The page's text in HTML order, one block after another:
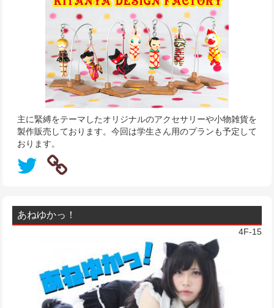
主に緊縛をテーマしたオリジナルのアクセサリーや小物雑貨を
製作販売しております。今回は学生さん用のプランも予定して
おります。
あねゆかっ！
4F-15